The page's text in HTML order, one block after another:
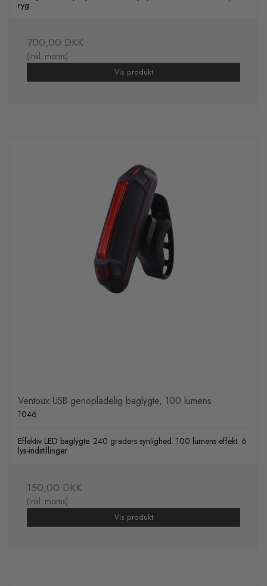
ryg
700,00 DKK
(inkl. moms)
Vis produkt
Ventoux USB genopladelig baglygte, 100 lumens
1046
Effektiv LED baglygte. 240 graders synlighed. 100 lumens effekt. 6
lys-indstillinger
150,00 DKK
(inkl. moms)
Vis produkt